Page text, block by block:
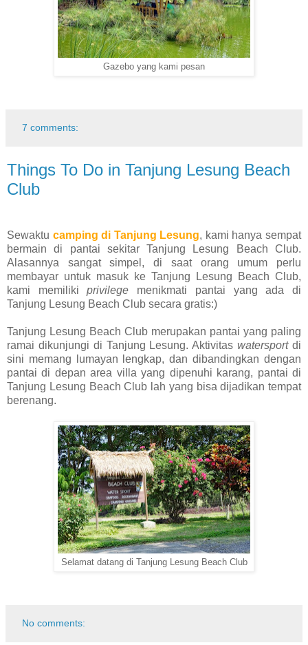
Gazebo yang kami pesan
7 comments:
Things To Do in Tanjung Lesung Beach
Club
Sewaktu camping di Tanjung Lesung, kami hanya sempat
bermain di pantai sekitar Tanjung Lesung Beach Club.
Alasannya sangat simpel, di saat orang umum perlu
membayar untuk masuk ke Tanjung Lesung Beach Club,
kami memilikiprivilege menikmati pantai yang ada di
Tanjung Lesung Beach Club secara gratis:)
Tanjung Lesung Beach Club merupakan pantai yang paling
ramai dikunjungi di Tanjung Lesung. Aktivitaswatersportdi
sini memang lumayan lengkap, dan dibandingkan dengan
pantai di depan area villa yang dipenuhi karang, pantai di
Tanjung Lesung Beach Club lah yang bisa dijadikan tempat
berenang.
Selamat datang di Tanjung Lesung Beach Club
No comments: